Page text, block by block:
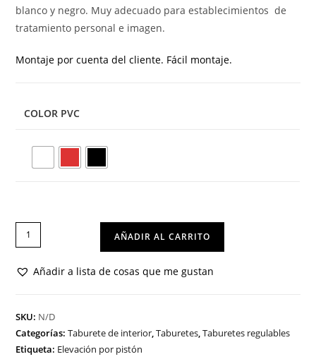
blanco y negro. Muy adecuado para establecimientos de
tratamiento personal e imagen.
Montaje por cuenta del cliente. Fácil montaje.
COLOR PVC
TABURETE
LEO
cantidad
AÑADIR AL CARRITO
Añadir a lista de cosas que me gustan
SKU: N/D
Categorías:Taburete de interior,Taburetes,Taburetes regulables
Etiqueta: Elevación por pistón